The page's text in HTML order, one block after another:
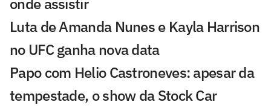
Luta de Amanda Nunes e Kayla Harrison
no UFC ganha nova data
Papo com Helio Castroneves: apesar da
tempestade, o show da Stock Car